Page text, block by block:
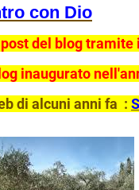
con Dio
del blog tramite il
inaugurato
di alcuni anni fa :